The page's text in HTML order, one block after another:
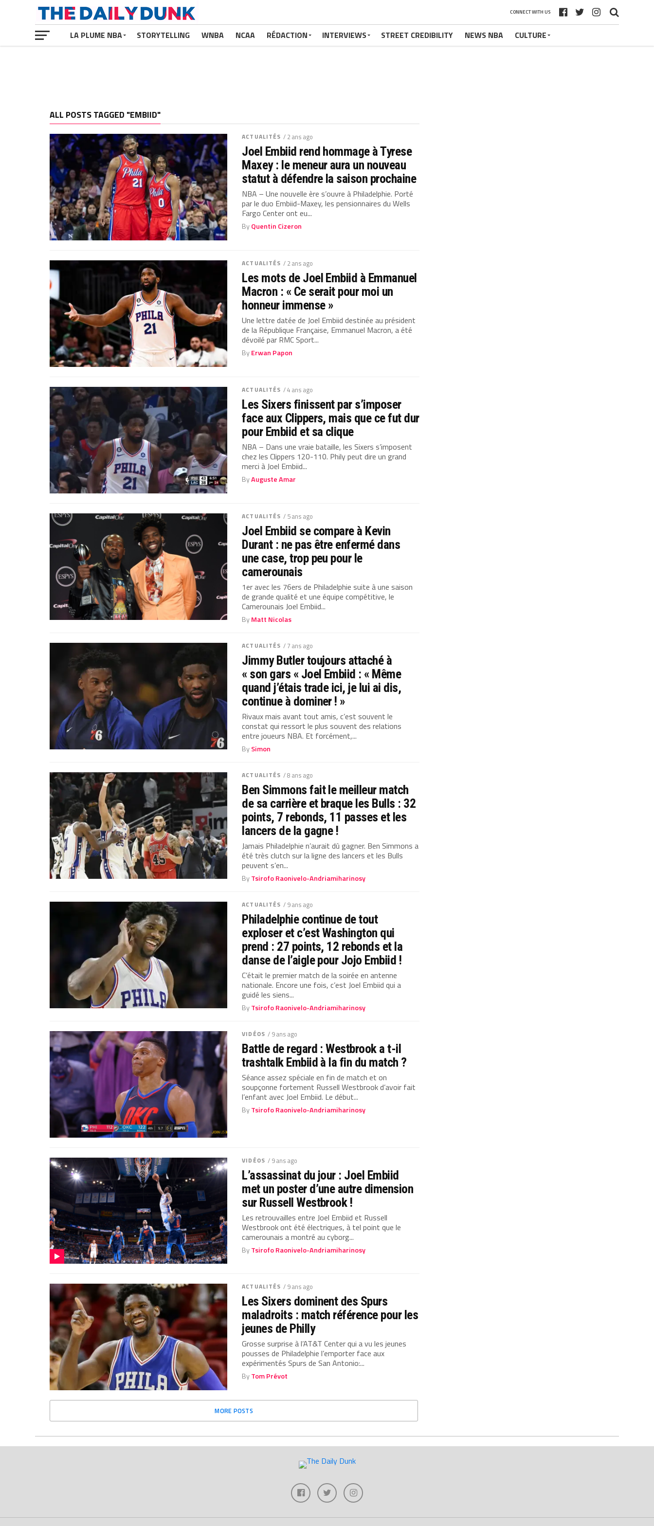
CONNECT WITH US
LA PLUME NBA STORYTELLING WNBA NCAA RÉDACTION INTERVIEWS STREET CREDIBILITY NEWS NBA CULTURE
ALL POSTS TAGGED "EMBIID"
ACTUALITÉS / 2 ans ago
Joel Embiid rend hommage à Tyrese
Maxey : le meneur aura un nouveau
statut à défendre la saison prochaine
NBA – Une nouvelle ère s’ouvre à Philadelphie. Porté
par le duo Embiid-Maxey, les pensionnaires du Wells
Fargo Center ont eu...
ByQuentin Cizeron
ACTUALITÉS / 2 ans ago
Les mots de Joel Embiid à Emmanuel
Macron : « Ce serait pour moi un
honneur immense »
Une lettre datée de Joel Embiid destinée au président
de la République Française, Emmanuel Macron, a été
dévoilé par RMC Sport...
ByErwan Papon
ACTUALITÉS / 4 ans ago
Les Sixers finissent par s’imposer
face aux Clippers, mais que ce fut dur
pour Embiid et sa clique
NBA – Dans une vraie bataille, les Sixers s’imposent
chez les Clippers 120-110. Phily peut dire un grand
merci à Joel Embiid...
ByAuguste Amar
ACTUALITÉS / 5 ans ago
Joel Embiid se compare à Kevin
Durant : ne pas être enfermé dans
une case, trop peu pour le
camerounais
1er avec les 76ers de Philadelphie suite à une saison
de grande qualité et une équipe compétitive, le
Camerounais Joel Embiid...
ByMatt Nicolas
ACTUALITÉS / 7 ans ago
Jimmy Butler toujours attaché à
« son gars « Joel Embiid : « Même
quand j’étais trade ici, je lui ai dis,
continue à dominer ! »
Rivaux mais avant tout amis, c’est souvent le
constat qui ressort le plus souvent des relations
entre joueurs NBA. Et forcément,...
BySimon
ACTUALITÉS / 8 ans ago
Ben Simmons fait le meilleur match
de sa carrière et braque les Bulls : 32
points, 7 rebonds, 11 passes et les
lancers de la gagne !
Jamais Philadelphie n’aurait dû gagner. Ben Simmons a
été très clutch sur la ligne des lancers et les Bulls
peuvent s’en...
ByTsirofo Raonivelo-Andriamiharinosy
ACTUALITÉS / 9 ans ago
Philadelphie continue de tout
exploser et c’est Washington qui
prend : 27 points, 12 rebonds et la
danse de l’aigle pour Jojo Embiid !
C’était le premier match de la soirée en antenne
nationale. Encore une fois, c’est Joel Embiid qui a
guidé les siens...
ByTsirofo Raonivelo-Andriamiharinosy
VIDÉOS / 9 ans ago
Battle de regard : Westbrook a t-il
trashtalk Embiid à la fin du match ?
Séance assez spéciale en fin de match et on
soupçonne fortement Russell Westbrook d’avoir fait
l’enfant avec Joel Embiid. Le début...
ByTsirofo Raonivelo-Andriamiharinosy
VIDÉOS / 9 ans ago
L’assassinat du jour : Joel Embiid
met un poster d’une autre dimension
sur Russell Westbrook !
Les retrouvailles entre Joel Embiid et Russell
Westbrook ont été électriques, à tel point que le
camerounais a montré au cyborg...
ByTsirofo Raonivelo-Andriamiharinosy
ACTUALITÉS / 9 ans ago
Les Sixers dominent des Spurs
maladroits : match référence pour les
jeunes de Philly
Grosse surprise à l’AT&T Center qui a vu les jeunes
pousses de Philadelphie l’emporter face aux
expérimentés Spurs de San Antonio:...
ByTom Prévot
MORE POSTS